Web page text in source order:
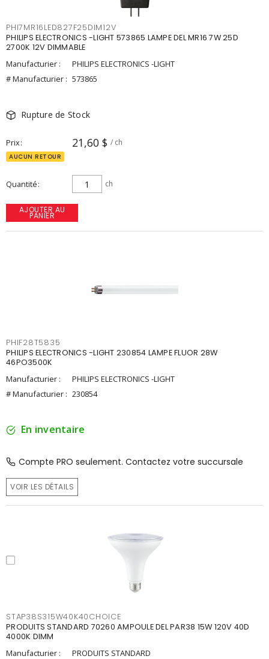
PHI7MR16LED827F25DIM12V
PHILIPS ELECTRONICS -LIGHT 573865 LAMPE DEL MR16 7W 25D
2700K 12V DIMMABLE
Manufacturier :
PHILIPS ELECTRONICS -LIGHT
# Manufacturier : 573865
Rupture de Stock
Prix 21,60 $ / ch
AUCUN RETOUR
Quantité ch
AJOUTER AU
PANIER
PHIF28T5835
PHILIPS ELECTRONICS -LIGHT 230854 LAMPE FLUOR 28W
46PO3500K
Manufacturier :
PHILIPS ELECTRONICS -LIGHT
# Manufacturier : 230854
En inventaire
Compte PRO seulement. Contactez votre succursale
VOIR LES DÉTAILS
STAP38S315W40K40CHOICE
PRODUITS STANDARD 70260 AMPOULE DEL PAR38 15W 120V 40D
4000K DIMM
Manufacturier :
PRODUITS STANDARD